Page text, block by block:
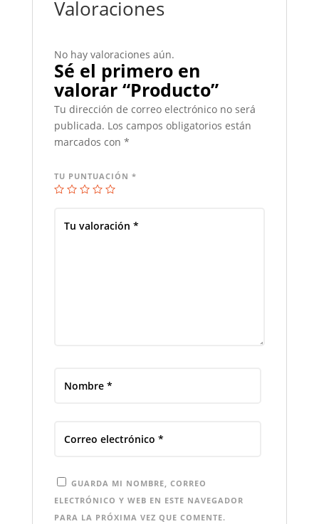
Valoraciones
No hay valoraciones aún.
Sé el primero en
valorar “Producto”
Tu dirección de correo electrónico no será
publicada. Los campos obligatorios están
marcados con *
TU PUNTUACIÓN *
GUARDA MI NOMBRE, CORREO
ELECTRÓNICO Y WEB EN ESTE NAVEGADOR
PARA LA PRÓXIMA VEZ QUE COMENTE.